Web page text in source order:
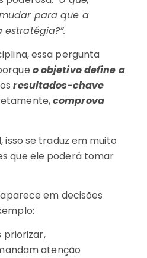
para que a
essa pergunta
o objetivo define a
resultados-chave
comprova
se traduz em muito
que ele poderá tomar
em decisões
priorizar,
atenção